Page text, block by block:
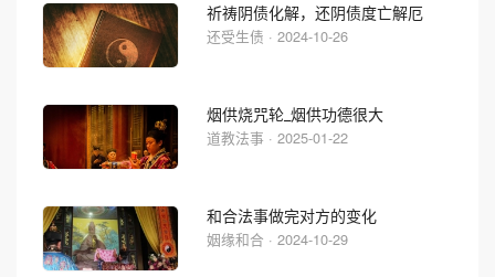
祈祷阴债化解，还阴债度亡解厄
还受生债 · 2024-10-26
烟供烧咒轮_烟供功德很大
道教法事 · 2025-01-22
和合法事做完对方的变化
姻缘和合 · 2024-10-29